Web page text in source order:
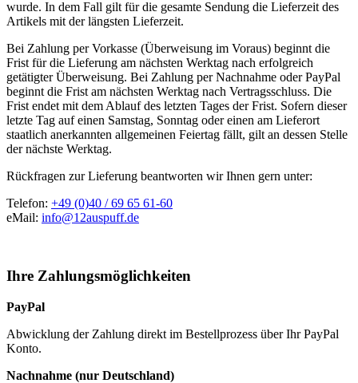
wurde. In dem Fall gilt für die gesamte Sendung die Lieferzeit des
Artikels mit der längsten Lieferzeit.
Bei Zahlung per Vorkasse (Überweisung im Voraus) beginnt die
Frist für die Lieferung am nächsten Werktag nach erfolgreich
getätigter Überweisung. Bei Zahlung per Nachnahme oder PayPal
beginnt die Frist am nächsten Werktag nach Vertragsschluss. Die
Frist endet mit dem Ablauf des letzten Tages der Frist. Sofern dieser
letzte Tag auf einen Samstag, Sonntag oder einen am Lieferort
staatlich anerkannten allgemeinen Feiertag fällt, gilt an dessen Stelle
der nächste Werktag.
Rückfragen zur Lieferung beantworten wir Ihnen gern unter:
Telefon: +49 (0)40 / 69 65 61-60
eMail: info@12auspuff.de
Ihre Zahlungsmöglichkeiten
PayPal
Abwicklung der Zahlung direkt im Bestellprozess über Ihr PayPal
Konto.
Nachnahme (nur Deutschland)